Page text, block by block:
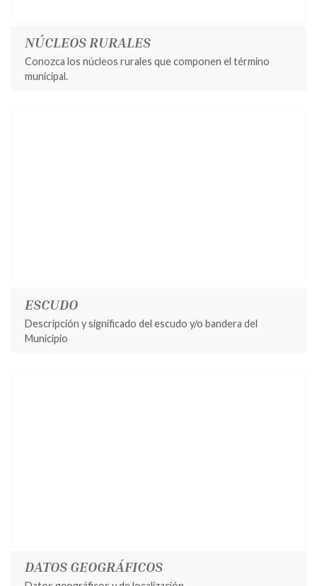
NÚCLEOS RURALES
Conozca los núcleos rurales que componen el término
municipal.
ESCUDO
Descripción y significado del escudo y/o bandera del
Municipio
DATOS GEOGRÁFICOS